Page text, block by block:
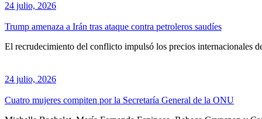
24 julio, 2026
Trump amenaza a Irán tras ataque contra petroleros saudíes
El recrudecimiento del conflicto impulsó los precios internacionales
24 julio, 2026
Cuatro mujeres compiten por la Secretaría General de la ONU